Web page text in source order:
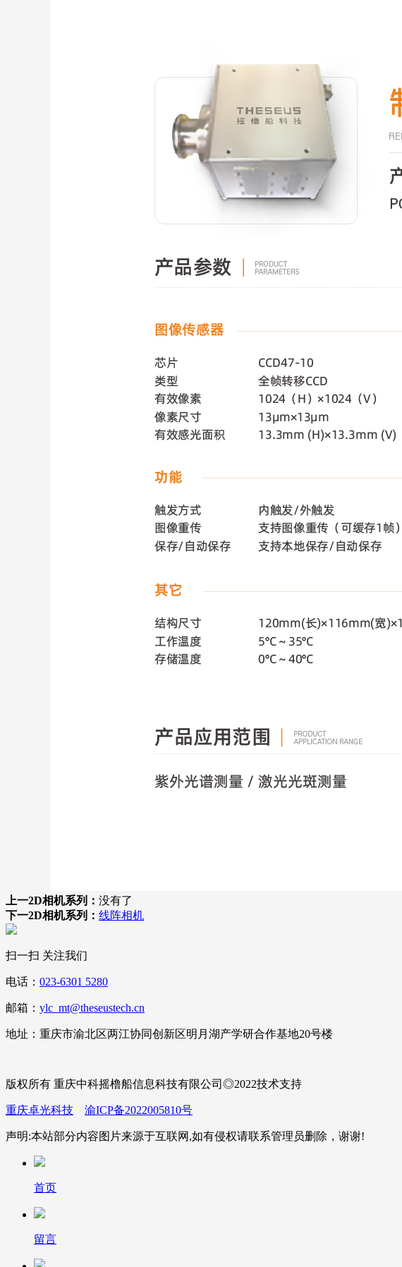
上一2D相机系列： 没有了
下一2D相机系列： 线阵相机
扫一扫 关注我们
电话： 023-6301 5280
邮箱： ylc_mt@theseustech.cn
地址：重庆市渝北区两江协同创新区明月湖产学研合作基地20号楼
版权所有 重庆中科摇橹船信息科技有限公司◎2022技术支持
重庆卓光科技 渝ICP备2022005810号
声明:本站部分内容图片来源于互联网,如有侵权请联系管理员删除，谢谢!
首页
留言